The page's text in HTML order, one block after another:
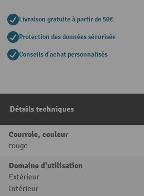
Livraison gratuite à partir de 50€
Protection des données sécurisée
Conseils d'achat personnalisés
Détails techniques
Courroie, couleur
rouge
Domaine d'utilisation
Extérieur
Intérieur